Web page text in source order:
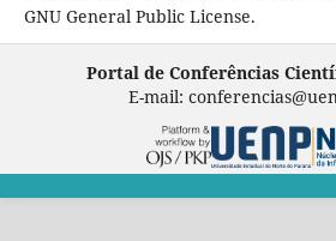
GNU General Public License.
Portal de Conferências
E-mail: